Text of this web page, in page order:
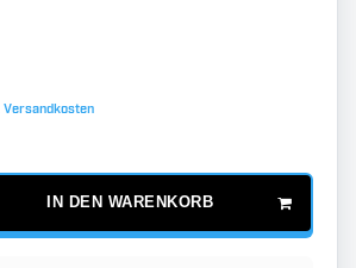
Versandkosten
IN DEN WARENKORB